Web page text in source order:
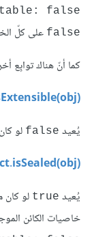
false
false على كلّ
كما أنّ هناك توابِع
يُعيد false لو
يُعيد true لو كان
خاصيات الكائن